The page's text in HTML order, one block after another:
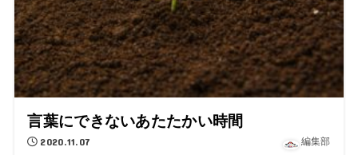
言葉にできないあたたかい時間
2020.11.07 編集部